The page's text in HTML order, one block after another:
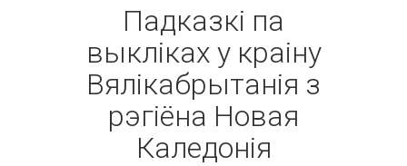
Падказкі па
выкліках у краіну
Вялікабрытанія з
рэгіёна Новая
Каледонія